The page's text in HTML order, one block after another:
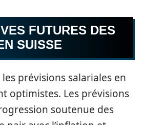
FUTURES DES
SUISSE
les prévisions salariales en
optimistes. Les prévisions
soutenue des